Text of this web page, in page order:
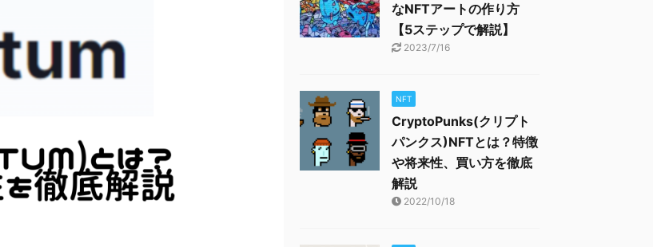
なNFTアートの作り方
【5ステップで解説】
2023/7/16
NFT
CryptoPunks(クリプト
パンクス)NFTとは？特徴
や将来性、買い方を徹底
解説
2022/10/18